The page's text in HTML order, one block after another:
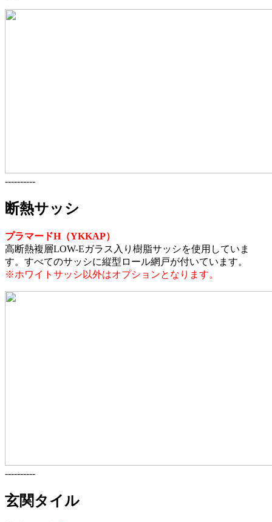
----------
断熱サッシ
プラマードH（YKKAP）
高断熱複層LOW-Eガラス入り樹脂サッシを使用していま
す。すべてのサッシに縦型ロール網戸が付いています。
※ホワイトサッシ以外はオプションとなります。
----------
玄関タイル